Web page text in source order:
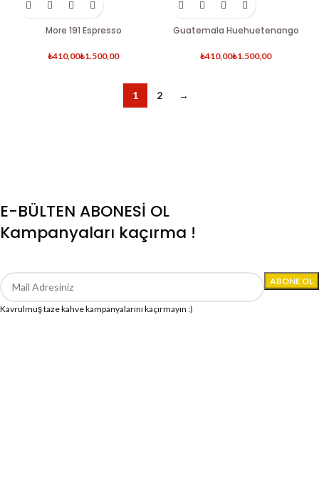
More 191 Espresso
₺ ₺
Guatemala Huehuetenango
₺ ₺
1 2 →
E-BÜLTEN ABONESİ OL
Kampanyaları kaçırma !
Kavrulmuş taze kahve kampanyalarını kaçırmayın :)